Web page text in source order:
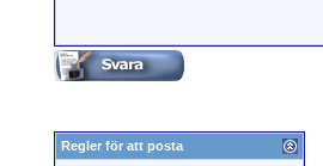
Regler för att posta